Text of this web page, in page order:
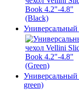
green)